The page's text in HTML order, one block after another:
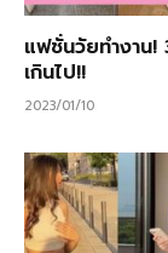
แฟชั่นวัยทำงาน!
เกินไป!!
2023/01/10